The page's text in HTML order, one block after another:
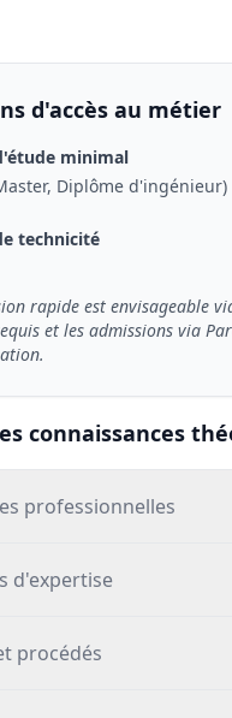
d'accès au métier
minimal
Diplôme d'ingénieur)
technicité
rapide est envisageable
et les admissions via
connaissances
professionnelles
d'expertise
procédés